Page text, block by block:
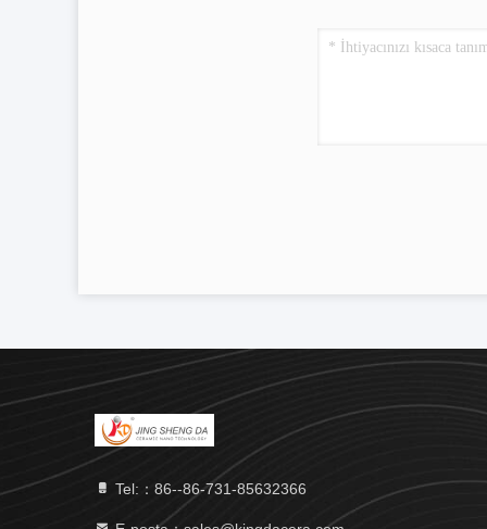
Tel:：86--86-731-85632366